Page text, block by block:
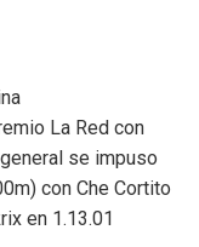
La Red con
se impuso
con Che Cortito
en 1.13.01